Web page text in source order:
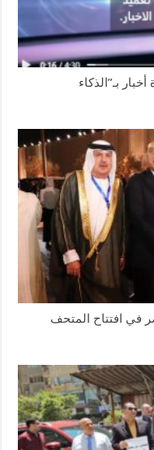
بـ”الذكاء
في افتتاح المتحف